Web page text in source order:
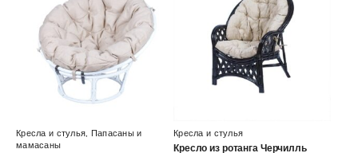
Кресла и стулья, Папасаны и
мамасаны
Кресла и стулья
Кресло из ротанга Черчилль